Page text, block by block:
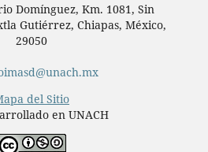
Domínguez, Km. 1081, Sin
Gutiérrez, Chiapas, México,
29050
del Sitio
en UNACH